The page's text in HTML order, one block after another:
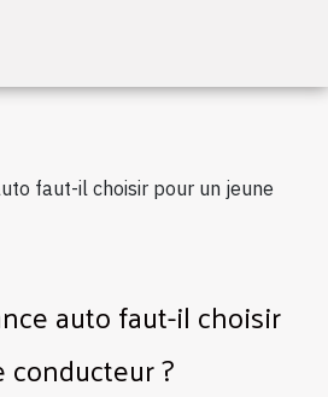
faut-il choisir pour un jeune
auto faut-il choisir
?